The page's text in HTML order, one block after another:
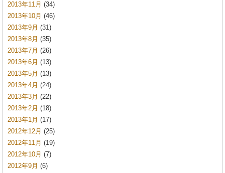
2013年11月 (34)
2013年10月 (46)
2013年9月 (31)
2013年8月 (35)
2013年7月 (26)
2013年6月 (13)
2013年5月 (13)
2013年4月 (24)
2013年3月 (22)
2013年2月 (18)
2013年1月 (17)
2012年12月 (25)
2012年11月 (19)
2012年10月 (7)
2012年9月 (6)